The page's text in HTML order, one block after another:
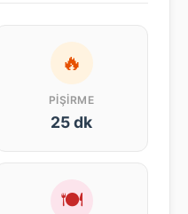
🔥
PIŞIRME
25 dk
🍽